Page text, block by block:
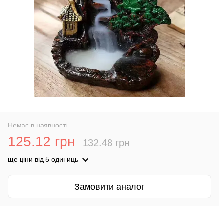
Немає в наявності
125.12 грн 132.48 грн
ще ціни від 5 одиниць
Замовити аналог